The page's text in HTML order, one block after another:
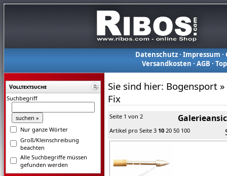
Datenschutz· Impressum ·
Versandkosten ·AGB ·
Volltextsuche
Suchbegriff
Nur ganze Wörter
Groß/Kleinschreibung
beachten
Alle Suchbegriffe müssen
gefunden werden
Sie sind hier: Bogensport »
Fix
Seite 1 von 2
Artikel pro Seite 3 10 20 50 100